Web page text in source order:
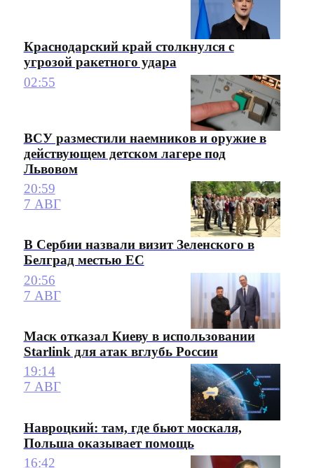
Краснодарский край столкнулся с
угрозой ракетного удара
02:55
ВСУ разместили наемников и оружие в
действующем детском лагере под
Львовом
20:59
7 АВГ
В Сербии назвали визит Зеленского в
Белград местью ЕС
20:56
7 АВГ
Маск отказал Киеву в использовании
Starlink для атак вглубь России
19:14
7 АВГ
Навроцкий: там, где бьют москаля,
Польша оказывает помощь
16:42